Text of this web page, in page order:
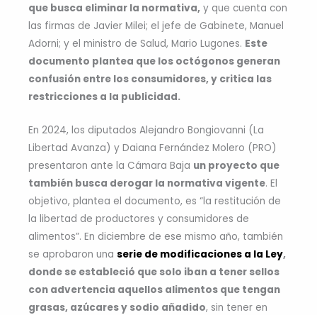
que busca eliminar la normativa, y que cuenta con
las firmas de Javier Milei; el jefe de Gabinete, Manuel
Adorni; y el ministro de Salud, Mario Lugones. Este
documento plantea que los octógonos generan
confusión entre los consumidores, y critica las
restricciones a la publicidad.
En 2024, los diputados Alejandro Bongiovanni (La
Libertad Avanza) y Daiana Fernández Molero (PRO)
presentaron ante la Cámara Baja un proyecto que
también busca derogar la normativa vigente. El
objetivo, plantea el documento, es “la restitución de
la libertad de productores y consumidores de
alimentos”. En diciembre de ese mismo año, también
se aprobaron una serie de modificaciones a la Ley,
donde se estableció que solo iban a tener sellos
con advertencia aquellos alimentos que tengan
grasas, azúcares y sodio añadido, sin tener en